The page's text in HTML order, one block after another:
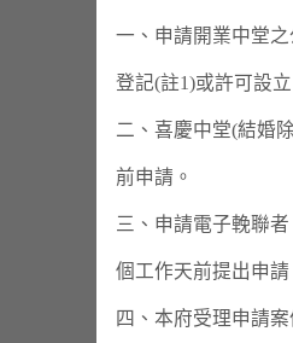
一、申請開業中堂
登記(註1)或許可設立
二、喜慶中堂(結婚
前申請。
三、申請電子輓聯
個工作天前提出申請
四、本府受理申請